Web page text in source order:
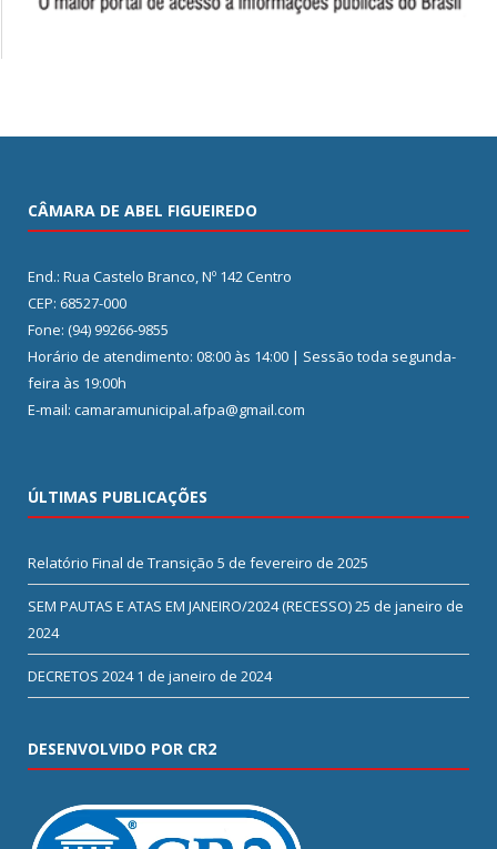
CÂMARA DE ABEL FIGUEIREDO
End.: Rua Castelo Branco, Nº 142 Centro
CEP: 68527-000
Fone: (94) 99266-9855
Horário de atendimento: 08:00 às 14:00 | Sessão toda segunda-
feira às 19:00h
E-mail: camaramunicipal.afpa@gmail.com
ÚLTIMAS PUBLICAÇÕES
Relatório Final de Transição 5 de fevereiro de 2025
SEM PAUTAS E ATAS EM JANEIRO/2024 (RECESSO)25 de janeiro de
2024
DECRETOS 2024 1 de janeiro de 2024
DESENVOLVIDO POR CR2